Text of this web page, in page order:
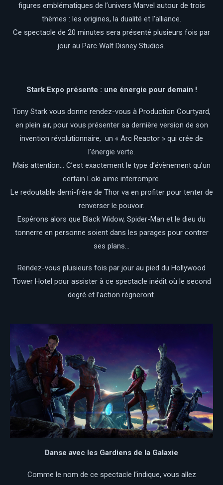
figures emblématiques de l’univers Marvel autour de trois
thèmes : les origines, la dualité et l’alliance.
Ce spectacle de 20 minutes sera présenté plusieurs fois par
jour au Parc Walt Disney Studios.
Stark Expo présente : une énergie pour demain !
Tony Stark vous donne rendez-vous à Production Courtyard,
en plein air, pour vous présenter sa dernière version de son
invention révolutionnaire, un « Arc Reactor » qui crée de
l’énergie verte.
Mais attention… C’est exactement le type d’évènement qu’un
certain Loki aime interrompre.
Le redoutable demi-frère de Thor va en profiter pour tenter de
renverser le pouvoir.
Espérons alors que Black Widow, Spider-Man et le dieu du
tonnerre en personne soient dans les parages pour contrer
ses plans…
Rendez-vous plusieurs fois par jour au pied du Hollywood
Tower Hotel pour assister à ce spectacle inédit où le second
degré et l’action régneront.
Danse avec les Gardiens de la Galaxie
Comme le nom de ce spectacle l’indique, vous allez